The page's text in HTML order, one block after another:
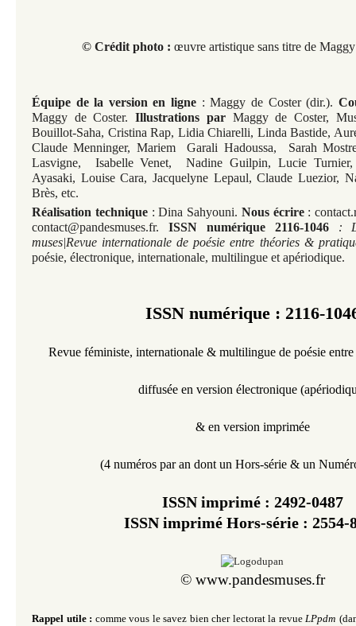
© Crédit photo : œuvre artistique sans titre de
Équipe de la version en ligne : Maggy de Coster (dir.).
Maggy de Coster.Illustrations par Maggy de Coster,
Bouillot-Saha, Cristina Rap, Lidia Chiarelli, Linda Bastide,
Claude Menninger, Mariem Garali Hadoussa, Sarah
Lasvigne, Isabelle Venet, Nadine Guilpin, Lucie Turnier,
Ayasaki, Louise Cara, Jacquelyne Lepaul, Claude Luezior,
Brès, etc.
Réalisation technique: Dina Sahyouni. Nous écrire:
contact@pandesmuses.fr. ISSN numérique 2116-1046
:
muses|Revue internationale de poésie entre théories &
poésie, électronique, internationale, multilingue et apériodique.
ISSN numérique : 2116-
Revue féministe, internationale &multilingue de poésie
diffusée en version électronique (
& en version imprimée
(4 numéros par an dont un Hors-série & un
ISSN imprimé : 2492-0487
ISSN imprimé Hors-série : 2554-
©www.pandesmuses.fr
Rappel utile : comme vous le savez bien cher lectorat la revue LPpdm